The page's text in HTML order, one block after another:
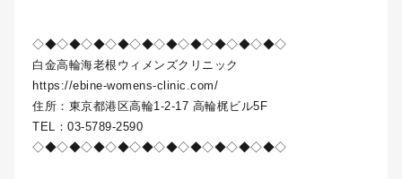
◇◆◇◆◇◆◇◆◇◆◇◆◇◆◇◆◇◆◇◆◇
白金高輪海老根ウィメンズクリニック
https://ebine-womens-clinic.com/
住所：東京都港区高輪1-2-17 高輪梶ビル5F
TEL：03-5789-2590
◇◆◇◆◇◆◇◆◇◆◇◆◇◆◇◆◇◆◇◆◇